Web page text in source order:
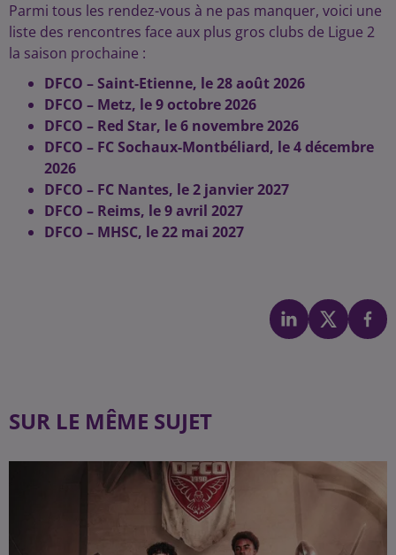
Parmi tous les rendez-vous à ne pas manquer, voici une
liste des rencontres face aux plus gros clubs de Ligue 2
la saison prochaine :
DFCO – Saint-Etienne, le 28 août 2026
DFCO – Metz, le 9 octobre 2026
DFCO – Red Star, le 6 novembre 2026
DFCO – FC Sochaux-Montbéliard, le 4 décembre
2026
DFCO – FC Nantes, le 2 janvier 2027
DFCO – Reims, le 9 avril 2027
DFCO – MHSC, le 22 mai 2027
SUR LE MÊME SUJET